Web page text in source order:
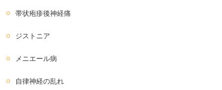
帯状疱疹後神経痛
ジストニア
メニエール病
自律神経の乱れ